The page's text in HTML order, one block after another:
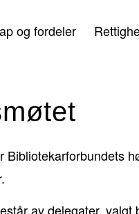
og fordeler
Bibliotekarforbundets
av delegater,